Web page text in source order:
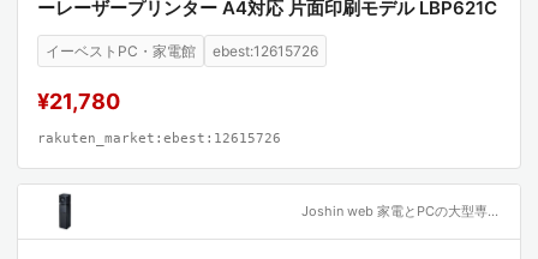
ーレーザープリンター A4対応 片面印刷モデル LBP621C
イーベストPC・家電館 ebest:12615726
¥21,780
rakuten_market:ebest:12615726
Joshin web 家電とPCの大型専門店